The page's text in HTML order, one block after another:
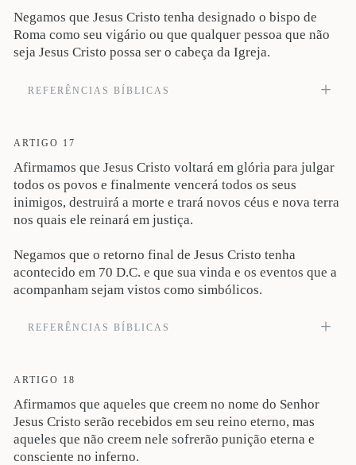
24:50-53; At 1:22; 2:33-35; Ef 4:8-10; 1Tm 3:16.
Negamos que Jesus Cristo tenha designado o bispo de
Roma como seu vigário ou que qualquer pessoa que não
seja Jesus Cristo possa ser o cabeça da Igreja.
REFERÊNCIAS BÍBLICAS
1:18.
ARTIGO 17
Afirmamos que Jesus Cristo voltará em glória para julgar
todos os povos e finalmente vencerá todos os seus
inimigos, destruirá a morte e trará novos céus e nova terra
nos quais ele reinará em justiça.
Negamos que o retorno final de Jesus Cristo tenha
acontecido em 70 D.C. e que sua vinda e os eventos que a
acompanham sejam vistos como simbólicos.
REFERÊNCIAS BÍBLICAS
7:7; 17:31; 2Tm 4:1, 8.
ARTIGO 18
Afirmamos que aqueles que creem no nome do Senhor
Jesus Cristo serão recebidos em seu reino eterno, mas
aqueles que não creem nele sofrerão punição eterna e
consciente no inferno.